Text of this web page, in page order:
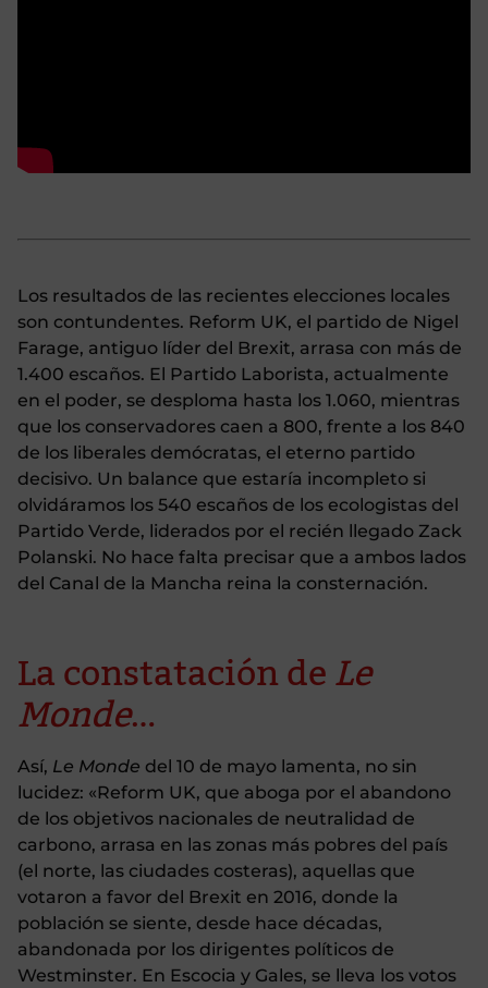
Los resultados de las recientes elecciones locales
son contundentes. Reform UK, el partido de Nigel
Farage, antiguo líder del Brexit, arrasa con más de
1.400 escaños. El Partido Laborista, actualmente
en el poder, se desploma hasta los 1.060, mientras
que los conservadores caen a 800, frente a los 840
de los liberales demócratas, el eterno partido
decisivo. Un balance que estaría incompleto si
olvidáramos los 540 escaños de los ecologistas del
Partido Verde, liderados por el recién llegado Zack
Polanski. No hace falta precisar que a ambos lados
del Canal de la Mancha reina la consternación.
La constatación deLe
Monde…
Así, Le Monde del 10 de mayo lamenta, no sin
lucidez: «Reform UK, que aboga por el abandono
de los objetivos nacionales de neutralidad de
carbono, arrasa en las zonas más pobres del país
(el norte, las ciudades costeras), aquellas que
votaron a favor del Brexit en 2016, donde la
población se siente, desde hace décadas,
abandonada por los dirigentes políticos de
Westminster. En Escocia y Gales, se lleva los votos